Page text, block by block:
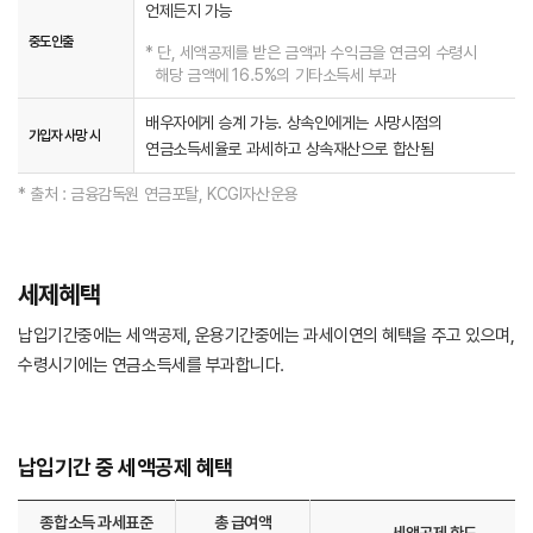
중도인출
언제든지 가능
* 단, 세액공제를 받은 금액과 수익금을 연금외 수령시
해당 금액에 16.5%의 기타소득세 부과
가입자 사망 시
배우자에게 승계 가능. 상속인에게는 사망시점의
연금소득세율로 과세하고 상속재산으로 합산됨
* 출처 : 금융감독원 연금포탈, KCGI자산운용
세제혜택
납입기간중에는 세액공제, 운용기간중에는 과세이연의 혜택을 주고 있으며,
수령시기에는 연금소득세를 부과합니다.
납입기간 중 세액공제 혜택
종합소득 과세표준 총 급여액